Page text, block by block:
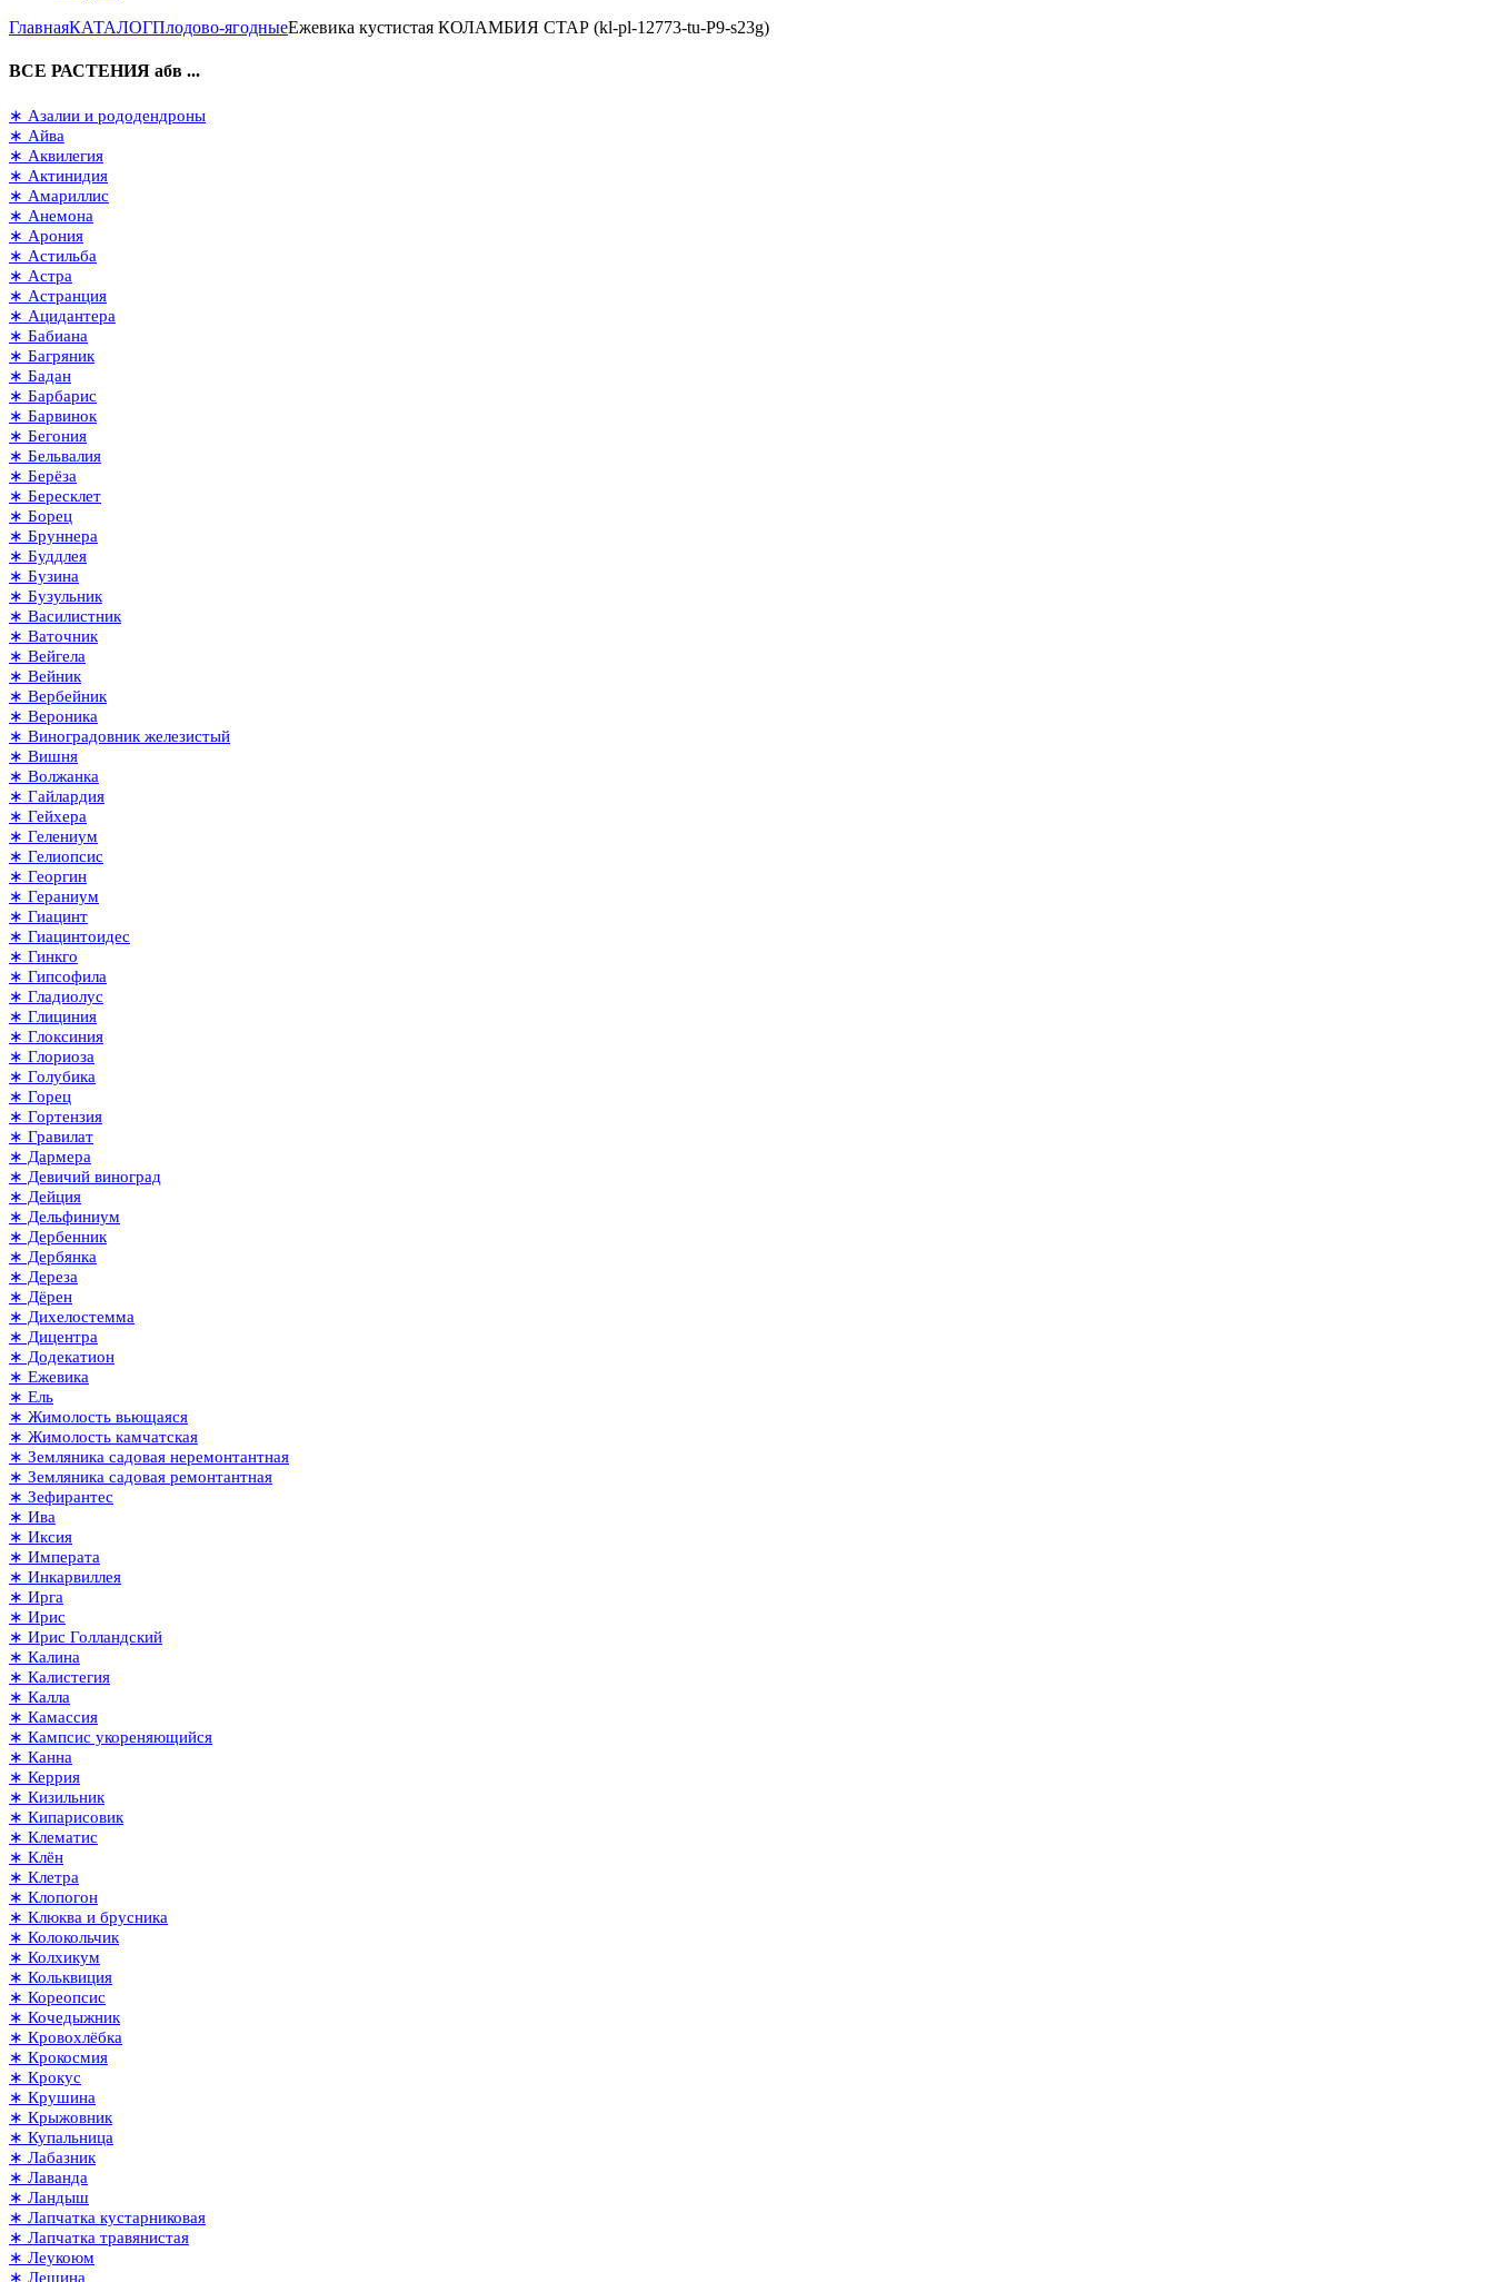
ГлавнаяКАТАЛОГПлодово-ягодныеЕжевика кустистая КОЛАМБИЯ СТАР (kl-pl-12773-tu-P9-s23g)
ВСЕ РАСТЕНИЯ абв ...
∗ Азалии и рододендроны
∗ Айва
∗ Аквилегия
∗ Актинидия
∗ Амариллис
∗ Анемона
∗ Арония
∗ Астильба
∗ Астра
∗ Астранция
∗ Ацидантера
∗ Бабиана
∗ Багряник
∗ Бадан
∗ Барбарис
∗ Барвинок
∗ Бегония
∗ Бельвалия
∗ Берёза
∗ Бересклет
∗ Борец
∗ Бруннера
∗ Буддлея
∗ Бузина
∗ Бузульник
∗ Василистник
∗ Ваточник
∗ Вейгела
∗ Вейник
∗ Вербейник
∗ Вероника
∗ Виноградовник железистый
∗ Вишня
∗ Волжанка
∗ Гайлардия
∗ Гейхера
∗ Гелениум
∗ Гелиопсис
∗ Георгин
∗ Гераниум
∗ Гиацинт
∗ Гиацинтоидес
∗ Гинкго
∗ Гипсофила
∗ Гладиолус
∗ Глициния
∗ Глоксиния
∗ Глориоза
∗ Голубика
∗ Горец
∗ Гортензия
∗ Гравилат
∗ Дармера
∗ Девичий виноград
∗ Дейция
∗ Дельфиниум
∗ Дербенник
∗ Дербянка
∗ Дереза
∗ Дёрен
∗ Дихелостемма
∗ Дицентра
∗ Додекатион
∗ Ежевика
∗ Ель
∗ Жимолость вьющаяся
∗ Жимолость камчатская
∗ Земляника садовая неремонтантная
∗ Земляника садовая ремонтантная
∗ Зефирантес
∗ Ива
∗ Иксия
∗ Императа
∗ Инкарвиллея
∗ Ирга
∗ Ирис
∗ Ирис Голландский
∗ Калина
∗ Калистегия
∗ Калла
∗ Камассия
∗ Кампсис укореняющийся
∗ Канна
∗ Керрия
∗ Кизильник
∗ Кипарисовик
∗ Клематис
∗ Клён
∗ Клетра
∗ Клопогон
∗ Клюква и брусника
∗ Колокольчик
∗ Колхикум
∗ Кольквиция
∗ Кореопсис
∗ Кочедыжник
∗ Кровохлёбка
∗ Крокосмия
∗ Крокус
∗ Крушина
∗ Крыжовник
∗ Купальница
∗ Лабазник
∗ Лаванда
∗ Ландыш
∗ Лапчатка кустарниковая
∗ Лапчатка травянистая
∗ Леукоюм
∗ Лещина